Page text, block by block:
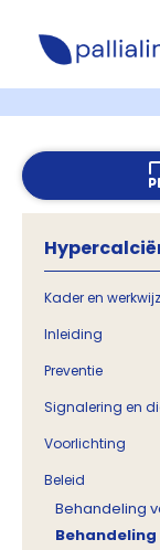
Kader en
Inleiding
Preventie
Signalering en
Voorlichting
Beleid
Behandeling